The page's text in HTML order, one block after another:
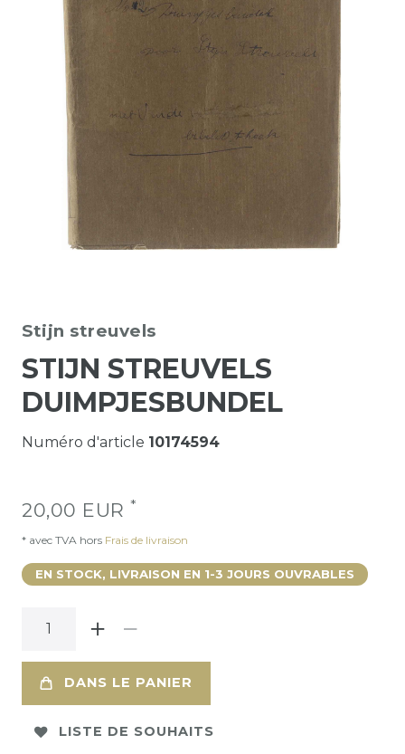
Stijn streuvels
STIJN STREUVELS
DUIMPJESBUNDEL
Numéro d'article 10174594
20,00 EUR *
* avec TVA hors Frais de livraison
EN STOCK, LIVRAISON EN 1-3 JOURS OUVRABLES
DANS LE PANIER
LISTE DE SOUHAITS